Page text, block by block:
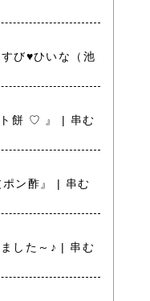
び♥ひいな（池
ト餅 ♡ 』 | 串む
ン酢』 | 串む
した～♪ | 串む